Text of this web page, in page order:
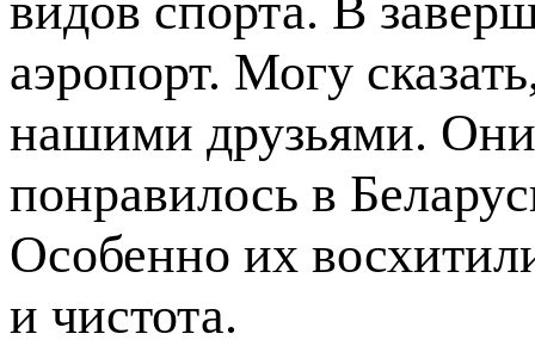
аэропорт. Могу
нашими друзьями.
понравилось в
Особенно их
и чистота.